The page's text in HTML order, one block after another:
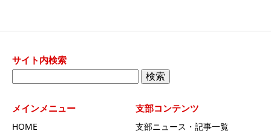
サイト内検索
検
索:
メインメニュー
HOME
支部コンテンツ
支部ニュース・記事一覧